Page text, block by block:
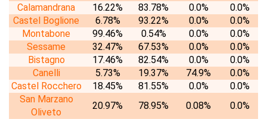
Calamandrana
16.22% 83.78% 0.0%
0.0%
Castel Boglione
6.78% 93.22% 0.0%
0.0%
Montabone
99.46% 0.54% 0.0%
0.0%
Sessame
32.47% 67.53% 0.0%
0.0%
Bistagno
17.46% 82.54% 0.0%
0.0%
Canelli
5.73% 19.37% 74.9%
0.0%
Castel Rocchero
18.45% 81.55% 0.0%
0.0%
San Marzano
Oliveto
20.97% 78.95% 0.08%
0.0%